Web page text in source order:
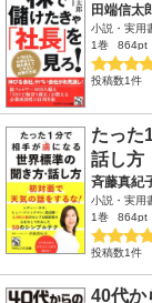
田端信太
小説・実用
1巻
864pt
投稿数1件
たった
話し方
斉藤真紀
小説・実用
1巻
864pt
投稿数1件
40代か